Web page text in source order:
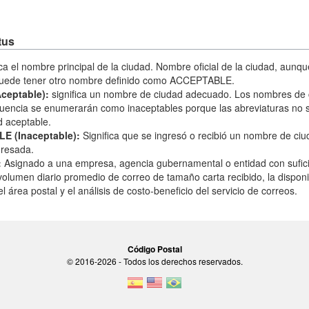
el nombre principal de la ciudad. Nombre oficial de la ciudad,
tener otro nombre definido como ACCEPTABLE.
significa un nombre de ciudad adecuado. Los nombres
se enumerarán como inaceptables porque las abreviaturas no
aceptable.
(Inaceptable): Significa que se ingresó o recibió un nombre de
Asignado a una empresa, agencia gubernamental o entidad con
diario promedio de correo de tamaño carta recibido, la
área postal y el análisis de costo-beneficio del servicio de correos.
Código Postal
© 2016-2026 - Todos los derechos reservados.